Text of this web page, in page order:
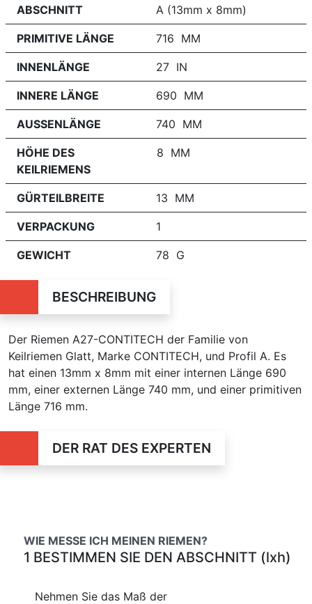
ABSCHNITT A (13mm x 8mm)
PRIMITIVE LÄNGE 716 MM
INNENLÄNGE 27 IN
INNERE LÄNGE 690 MM
AUSSENLÄNGE 740 MM
HÖHE DES
KEILRIEMENS
8 MM
GÜRTEILBREITE 13 MM
VERPACKUNG 1
GEWICHT 78 G
BESCHREIBUNG
Der Riemen A27-CONTITECH der Familie von
Keilriemen Glatt, Marke CONTITECH, und Profil A. Es
hat einen 13mm x 8mm mit einer internen Länge 690
mm, einer externen Länge 740 mm, und einer primitiven
Länge 716 mm.
DER RAT DES EXPERTEN
WIE MESSE ICH MEINEN RIEMEN?
1 BESTIMMEN SIE DEN ABSCHNITT (lxh)
Nehmen Sie das Maß der